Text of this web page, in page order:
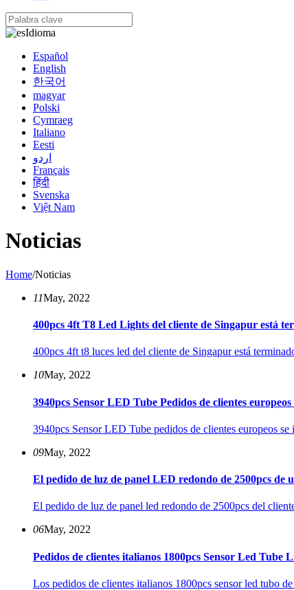
Idioma
Español
English
한국어
magyar
Polski
Cymraeg
Italiano
Eesti
اردو
Français
हिंदी
Svenska
Việt Nam
Noticias
Home/Noticias
11May, 2022
400pcs 4ft T8 Led Lights del cliente de Singapur está
400pcs 4ft t8 luces led del cliente de Singapur está
10May, 2022
3940pcs Sensor LED Tube Pedidos de clientes
3940pcs Sensor LED Tube pedidos de clientes europeos
09May, 2022
El pedido de luz de panel LED redondo de 2500pcs de
El pedido de luz de panel led redondo de 2500pcs del
06May, 2022
Pedidos de clientes italianos 1800pcs Sensor Led Tube
Los pedidos de clientes italianos 1800pcs sensor led tubo